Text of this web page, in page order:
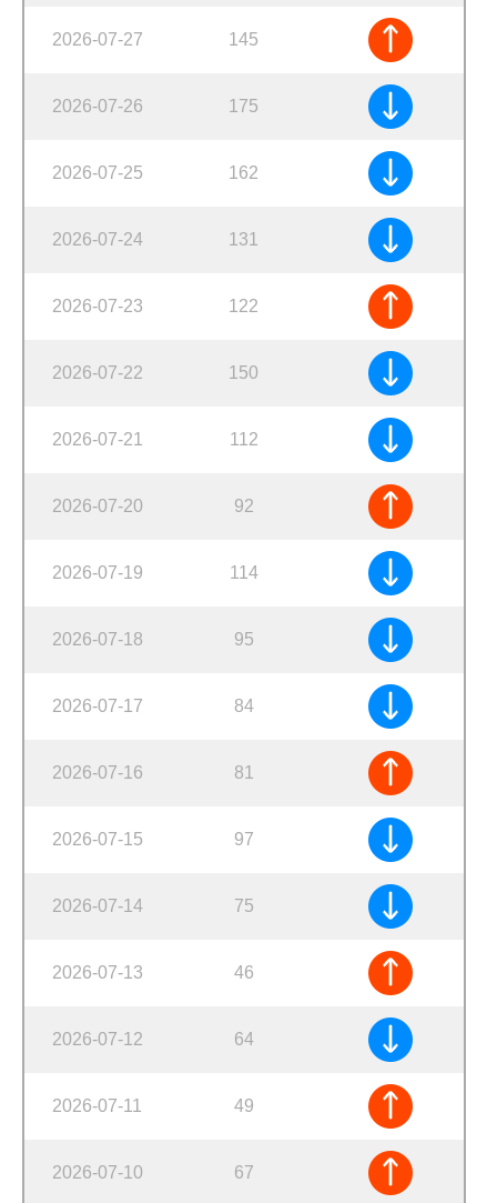
2026-07-27 145
2026-07-26 175
2026-07-25 162
2026-07-24 131
2026-07-23 122
2026-07-22 150
2026-07-21 112
2026-07-20 92
2026-07-19 114
2026-07-18 95
2026-07-17 84
2026-07-16 81
2026-07-15 97
2026-07-14 75
2026-07-13 46
2026-07-12 64
2026-07-11 49
2026-07-10 67